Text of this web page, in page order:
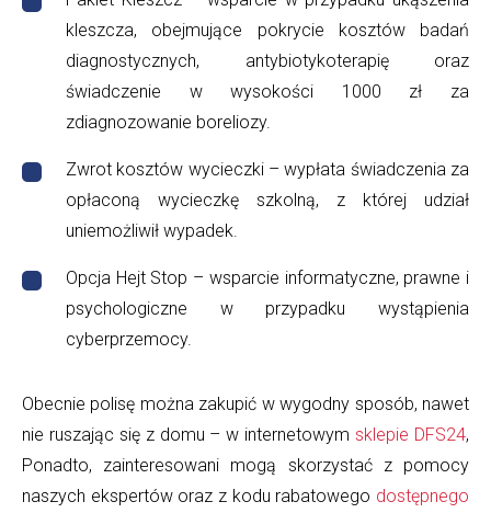
kleszcza, obejmujące pokrycie kosztów badań
diagnostycznych, antybiotykoterapię oraz
świadczenie w wysokości 1000 zł za
zdiagnozowanie boreliozy.
Zwrot kosztów wycieczki – wypłata świadczenia za
opłaconą wycieczkę szkolną, z której udział
uniemożliwił wypadek.
Opcja Hejt Stop – wsparcie informatyczne, prawne i
psychologiczne w przypadku wystąpienia
cyberprzemocy.
Obecnie polisę można zakupić w wygodny sposób, nawet
nie ruszając się z domu – w internetowymsklepie DFS24,
Ponadto, zainteresowani mogą skorzystać z pomocy
naszych ekspertów oraz z kodu rabatowego dostępnego